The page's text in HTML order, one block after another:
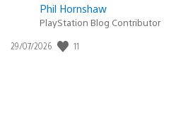
Phil Hornshaw
PlayStation Blog Contributor
Date
29/07/2026 11